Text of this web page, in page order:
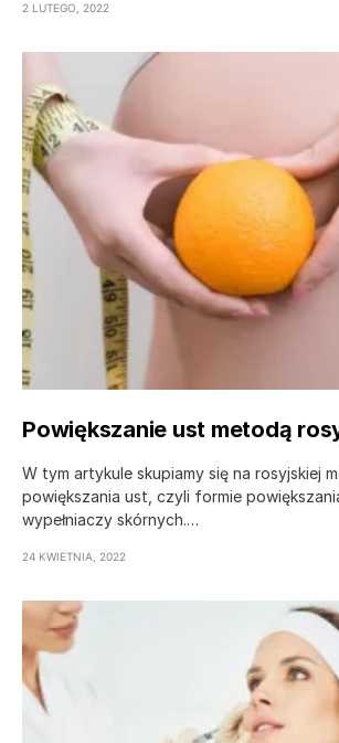
2 LUTEGO, 2022
Powiększanie ust metodą
W tym artykule skupiamy się na rosyjskiej
powiększania ust, czyli formie
wypełniaczy skórnych.…
24 KWIETNIA, 2022